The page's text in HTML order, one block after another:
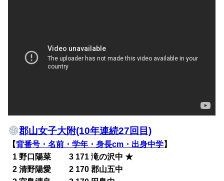
郡山女子大附(10年連続27回目)
【背番号・名前・学年・身長cm・出身中学】
1 野口陽菜 3 171 滝の沢中 ★
02 清野陽愛 2 170 郡山五中